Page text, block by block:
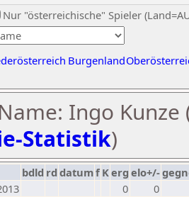
Nur "österreichische" Spieler
Burgenland
Ingo Kunze
Statistik)
bdld rd datumf Kerg elo+/-
0
0